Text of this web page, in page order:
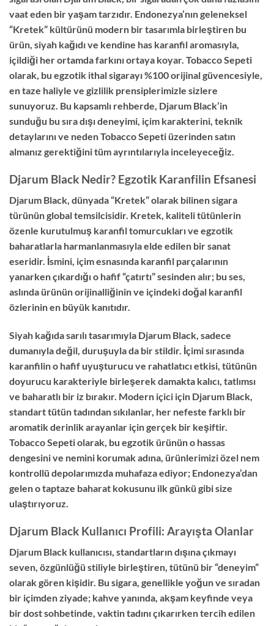
vaat eden bir yaşam tarzıdır. Endonezya’nın geleneksel
“Kretek” kültürünü modern bir tasarımla birleştiren bu
ürün, siyah kağıdı ve kendine has karanfil aromasıyla,
içildiği her ortamda farkını ortaya koyar. Tobacco Sepeti
olarak, bu egzotik ithal sigarayı %100 orijinal güvencesiyle,
en taze haliyle ve gizlilik prensiplerimizle sizlere
sunuyoruz. Bu kapsamlı rehberde, Djarum Black’in
sunduğu bu sıra dışı deneyimi, içim karakterini, teknik
detaylarını ve neden Tobacco Sepeti üzerinden satın
almanız gerektiğini tüm ayrıntılarıyla inceleyeceğiz.
Djarum Black Nedir? Egzotik Karanfilin Efsanesi
Djarum Black, dünyada “Kretek” olarak bilinen sigara
türünün global temsilcisidir. Kretek, kaliteli tütünlerin
özenle kurutulmuş karanfil tomurcukları ve egzotik
baharatlarla harmanlanmasıyla elde edilen bir sanat
eseridir. İsmini, içim esnasında karanfil parçalarının
yanarken çıkardığı o hafif “çatırtı” sesinden alır; bu ses,
aslında ürünün orijinalliğinin ve içindeki doğal karanfil
özlerinin en büyük kanıtıdır.
Siyah kağıda sarılı tasarımıyla Djarum Black, sadece
dumanıyla değil, duruşuyla da bir stildir. İçimi sırasında
karanfilin o hafif uyuşturucu ve rahatlatıcı etkisi, tütünün
doyurucu karakteriyle birleşerek damakta kalıcı, tatlımsı
ve baharatlı bir iz bırakır. Modern içici için Djarum Black,
standart tütün tadından sıkılanlar, her nefeste farklı bir
aromatik derinlik arayanlar için gerçek bir keşiftir.
Tobacco Sepeti olarak, bu egzotik ürünün o hassas
dengesini ve nemini korumak adına, ürünlerimizi özel nem
kontrollü depolarımızda muhafaza ediyor; Endonezya’dan
gelen o taptaze baharat kokusunu ilk günkü gibi size
ulaştırıyoruz.
Djarum Black Kullanıcı Profili: Arayışta Olanlar
Djarum Black kullanıcısı, standartların dışına çıkmayı
seven, özgünlüğü stiliyle birleştiren, tütünü bir “deneyim”
olarak gören kişidir. Bu sigara, genellikle yoğun ve sıradan
bir içimden ziyade; kahve yanında, akşam keyfinde veya
bir dost sohbetinde, vaktin tadını çıkarırken tercih edilen